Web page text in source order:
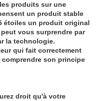
produits sur une
un produit stable
étoiles un produit original
vous surprendre par
la technologie.
qui fait correctement
son principe
droit qu'à votre